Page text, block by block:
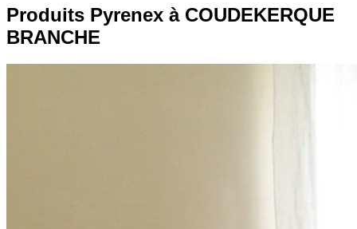
Produits Pyrenex à COUDEKERQUE
BRANCHE